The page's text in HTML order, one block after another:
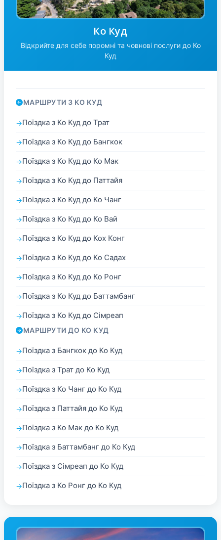
Ко Куд
Відкрийте для себе поромні та човнові послуги до Ко
Куд
МАРШРУТИ З КО КУД
Поїздка з Ко Куд до Трат
Поїздка з Ко Куд до Бангкок
Поїздка з Ко Куд до Ко Мак
Поїздка з Ко Куд до Паттайя
Поїздка з Ко Куд до Ко Чанг
Поїздка з Ко Куд до Ко Вай
Поїздка з Ко Куд до Кох Конг
Поїздка з Ко Куд до Ко Садах
Поїздка з Ко Куд до Ко Ронг
Поїздка з Ко Куд до Баттамбанг
Поїздка з Ко Куд до Сімреап
МАРШРУТИ ДО КО КУД
Поїздка з Бангкок до Ко Куд
Поїздка з Трат до Ко Куд
Поїздка з Ко Чанг до Ко Куд
Поїздка з Паттайя до Ко Куд
Поїздка з Ко Мак до Ко Куд
Поїздка з Баттамбанг до Ко Куд
Поїздка з Сімреап до Ко Куд
Поїздка з Ко Ронг до Ко Куд